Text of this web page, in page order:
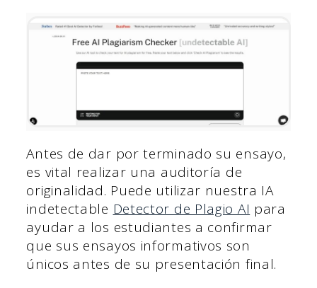
Antes de dar por terminado su ensayo,
es vital realizar una auditoría de
originalidad. Puede utilizar nuestra IA
indetectable Detector de Plagio AI para
ayudar a los estudiantes a confirmar
que sus ensayos informativos son
únicos antes de su presentación final.